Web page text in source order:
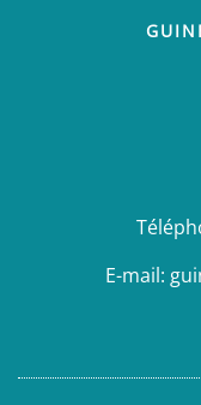
E-mail: